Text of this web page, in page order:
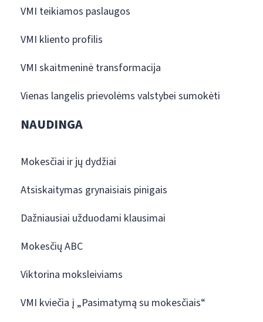
VMI teikiamos paslaugos
VMI kliento profilis
VMI skaitmeninė transformacija
Vienas langelis prievolėms valstybei sumokėti
NAUDINGA
Mokesčiai ir jų dydžiai
Atsiskaitymas grynaisiais pinigais
Dažniausiai užduodami klausimai
Mokesčių ABC
Viktorina moksleiviams
VMI kviečia į „Pasimatymą su mokesčiais“